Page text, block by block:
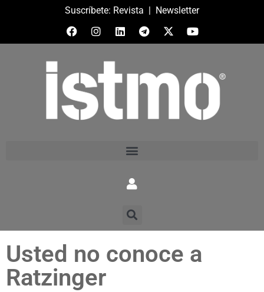
Suscríbete: Revista | Newsletter
Usted no conoce a
Ratzinger